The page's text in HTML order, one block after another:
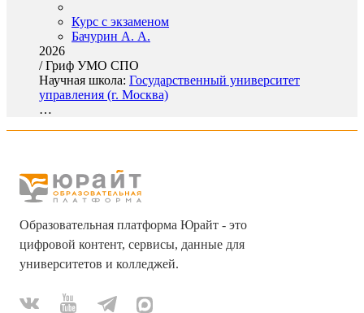
Курс с экзаменом
Бачурин А. А.
2026
/Гриф УМО СПО
Научная школа: Государственный университет
управления (г. Москва)
…
Образовательная платформа Юрайт - это
цифровой контент, сервисы, данные для
университетов и колледжей.